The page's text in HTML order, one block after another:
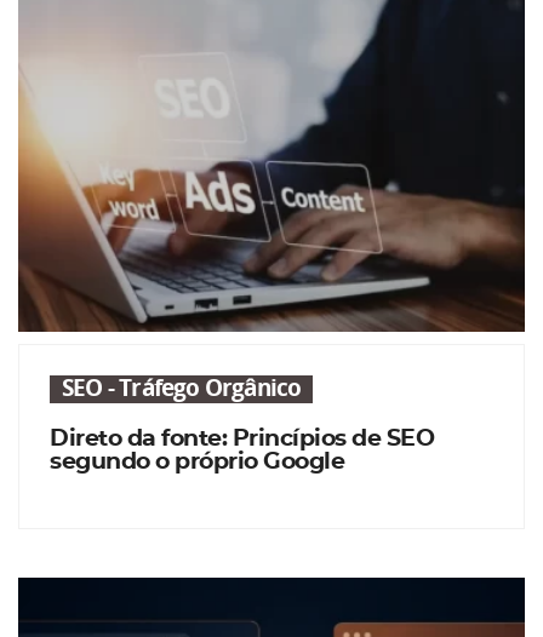
SEO - Tráfego Orgânico
Direto da fonte: Princípios de SEO
segundo o próprio Google